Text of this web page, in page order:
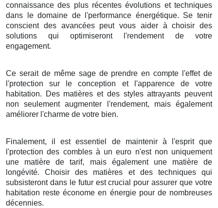
connaissance des plus récentes évolutions ettechniques
dans ledomaine de l'performance énergétique. Se tenir
conscientdes avancéespeut vous aideràchoisir des
solutions qui optimiserontl'rendementde votre
engagement.
Ce serait de même sagede prendre en compte l'effetde
l'protection sur leconception et l'apparencede votre
habitation. Des matières et des styles attrayants peuvent
non seulement
augmenter l'rendement, maiségalement
améliorer l'charme de votre bien.
Finalement, il estessentiel de maintenirà l'espritque
l'protection des comblesà un euro n'est non uniquement
une matière detarif, mais égalementune matièrede
longévité.Choisir des matières et des techniquesqui
subsisterontdans le futurestcrucial pourassurer que votre
habitation resteéconome en énergiepour de nombreuses
décennies.